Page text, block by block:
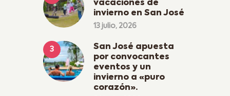
vacaciones de
invierno en San José
13 julio, 2026
San José apuesta
por convocantes
eventos y un
invierno a «puro
corazón».